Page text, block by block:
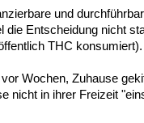
und
die Entscheidung nicht
THC konsumiert).
Wochen, Zuhause
nicht in ihrer Freizeit